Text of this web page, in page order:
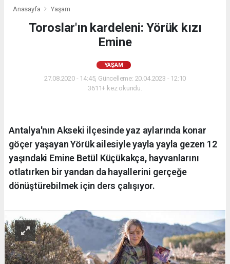
Anasayfa Yaşam
Toroslar'ın kardeleni: Yörük kızı
Emine
YAŞAM
27.08.2020 - 14:45, Güncelleme: 20.04.2023 - 12:10
3611+ kez okundu.
Antalya'nın Akseki ilçesinde yaz aylarında konar
göçer yaşayan Yörük ailesiyle yayla yayla gezen 12
yaşındaki Emine Betül Küçükakça, hayvanlarını
otlatırken bir yandan da hayallerini gerçeğe
dönüştürebilmek için ders çalışıyor.